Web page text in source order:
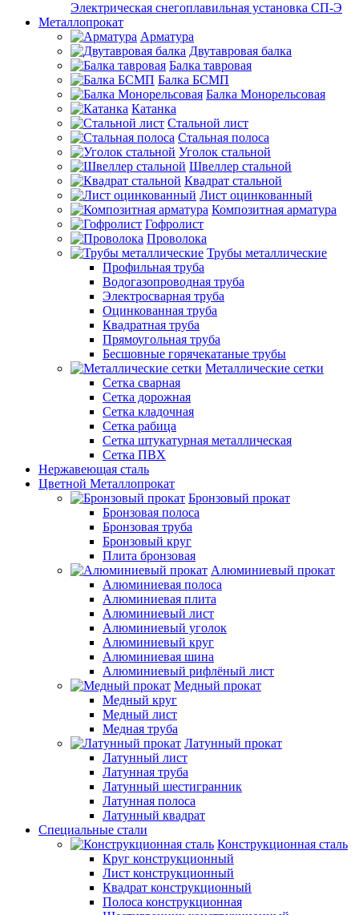
Электрическая снегоплавильная установка СП-Э
Металлопрокат
Арматура
Двутавровая балка
Балка тавровая
Балка БСМП
Балка Монорельсовая
Катанка
Стальной лист
Стальная полоса
Уголок стальной
Швеллер стальной
Квадрат стальной
Лист оцинкованный
Композитная арматура
Гофролист
Проволока
Трубы металлические
Профильная труба
Водогазопроводная труба
Электросварная труба
Оцинкованная труба
Квадратная труба
Прямоугольная труба
Бесшовные горячекатаные трубы
Металлические сетки
Сетка сварная
Сетка дорожная
Сетка кладочная
Сетка рабица
Сетка штукатурная металлическая
Сетка ПВХ
Нержавеющая сталь
Цветной Металлопрокат
Бронзовый прокат
Бронзовая полоса
Бронзовая труба
Бронзовый круг
Плита бронзовая
Алюминиевый прокат
Алюминиевая полоса
Алюминиевая плита
Алюминиевый лист
Алюминиевый уголок
Алюминиевый круг
Алюминиевая шина
Алюминиевый рифлёный лист
Медный прокат
Медный круг
Медный лист
Медная труба
Латунный прокат
Латунный лист
Латунная труба
Латунный шестигранник
Латунная полоса
Латунный квадрат
Специальные стали
Конструкционная сталь
Круг конструкционный
Лист конструкционный
Квадрат конструкционный
Полоса конструкционная